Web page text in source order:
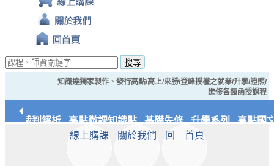
搜尋
知識達獨家製作、發行高點/高上/來勝/登峰授權之就業/升學/證照/
進修各類函授課程
典裁判解析 高點微課知識點 基礎先修 升學系列 高點國文
知識達文化
線上購課 關於我們 回 首頁